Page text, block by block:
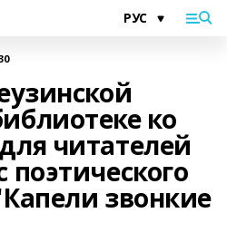
ко
читателей
поэтического
звонкие